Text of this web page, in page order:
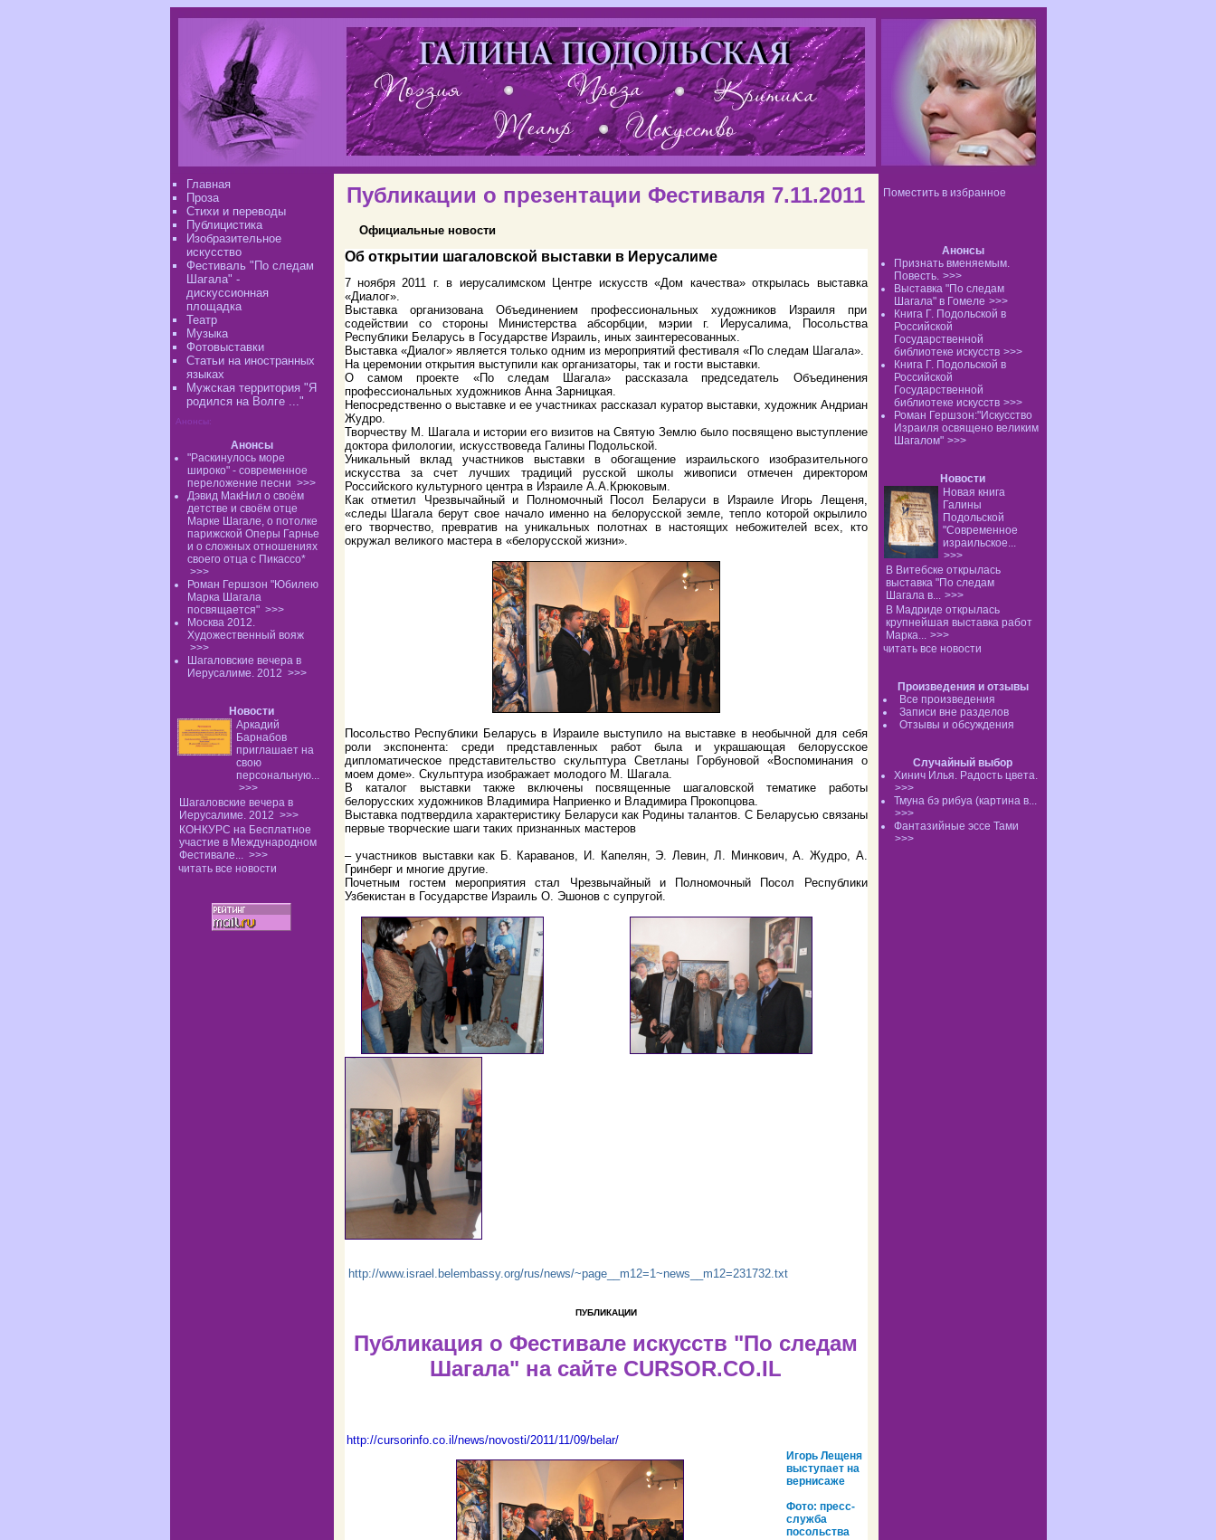
Поместить в избранное
Анонсы
Признать вменяемым.
Повесть. >>>
Выставка "По следам
Шагала" в Гомеле >>>
Книга Г. Подольской в
Российской
Государственной
библиотеке искусств >>>
Книга Г. Подольской в
Российской
Государственной
библиотеке искусств >>>
Роман Гершзон:"Искусство
Израиля освящено великим
Шагалом" >>>
Новости
Новая книга
Галины
Подольской
"Современное
израильское...
>>>
В Витебске открылась
выставка "По следам
Шагала в... >>>
В Мадриде открылась
крупнейшая выставка работ
Марка... >>>
читать все новости
Произведения и отзывы
Все произведения
Записи вне разделов
Отзывы и обсуждения
Случайный выбор
Хинич Илья. Радость цвета.
>>>
Тмуна бэ рибуа (картина в...
>>>
Фантазийные эссе Тами
>>>
Главная
Проза
Стихи и переводы
Публицистика
Изобразительное
искусство
Фестиваль "По следам
Шагала" -
дискуссионная
площадка
Театр
Музыка
Фотовыставки
Статьи на иностранных
языках
Мужская территория "Я
родился на Волге ..."
Анонсы:
Анонсы
"Раскинулось море
широко" - современное
переложение песни >>>
Дэвид МакНил о своём
детстве и своём отце
Марке Шагале, о потолке
парижской Оперы Гарнье
и о сложных отношениях
своего отца с Пикассо*
>>>
Роман Гершзон "Юбилею
Марка Шагала
посвящается" >>>
Москва 2012.
Художественный вояж
>>>
Шагаловские вечера в
Иерусалиме. 2012 >>>
Новости
Аркадий
Барнабов
приглашает на
свою
персональную...
>>>
Шагаловские вечера в
Иерусалиме. 2012 >>>
КОНКУРС на Бесплатное
участие в Международном
Фестивале... >>>
читать все новости
Публикации о презентации Фестиваля 7.11.2011
Официальные новости
Об открытии шагаловской выставки в Иерусалиме
7 ноября 2011 г. в иерусалимском Центре искусств «Дом качества» открылась выставка
«Диалог».
Выставка организована Объединением профессиональных художников Израиля при
содействии со стороны Министерства абсорбции, мэрии г. Иерусалима, Посольства
Республики Беларусь в Государстве Израиль, иных заинтересованных.
Выставка «Диалог» является только одним из мероприятий фестиваля «По следам Шагала».
На церемонии открытия выступили как организаторы, так и гости выставки.
О самом проекте «По следам Шагала» рассказала председатель Объединения
профессиональных художников Анна Зарницкая.
Непосредственно о выставке и ее участниках рассказал куратор выставки, художник Андриан
Жудро.
Творчеству М. Шагала и истории его визитов на Святую Землю было посвящено выступление
доктора филологии, искусствоведа Галины Подольской.
Уникальный вклад участников выставки в обогащение израильского изобразительного
искусства за счет лучших традиций русской школы живописи отмечен директором
Российского культурного центра в Израиле А.А.Крюковым.
Как отметил Чрезвычайный и Полномочный Посол Беларуси в Израиле Игорь Лещеня,
«следы Шагала берут свое начало именно на белорусской земле, тепло которой окрылило
его творчество, превратив на уникальных полотнах в настоящих небожителей всех, кто
окружал великого мастера в «белорусской жизни».
Посольство Республики Беларусь в Израиле выступило на выставке в необычной для себя
роли экспонента: среди представленных работ была и украшающая белорусское
дипломатическое представительство скульптура Светланы Горбуновой «Воспоминания о
моем доме». Скульптура изображает молодого М. Шагала.
В каталог выставки также включены посвященные шагаловской тематике работы
белорусских художников Владимира Наприенко и Владимира Прокопцова.
Выставка подтвердила характеристику Беларуси как Родины талантов. С Беларусью связаны
первые творческие шаги таких признанных мастеров
– участников выставки как Б. Караванов, И. Капелян, Э. Левин, Л. Минкович, А. Жудро, А.
Гринберг и многие другие.
Почетным гостем мероприятия стал Чрезвычайный и Полномочный Посол Республики
Узбекистан в Государстве Израиль О. Эшонов с супругой.
http://www.israel.belembassy.org/rus/news/~page__m12=1~news__m12=231732.txt
ПУБЛИКАЦИИ
Публикация о Фестивале искусств "По следам
Шагала" на сайте CURSOR.CO.IL
http://cursorinfo.co.il /news/novosti/2011/11/09/belar/
Игорь Лещеня
выступает на
вернисаже
Фото: пресс-
служба
посольства